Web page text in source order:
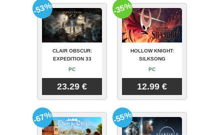
CLAIR OBSCUR:
EXPEDITION 33
PC
23.29 €
-53%
HOLLOW KNIGHT:
SILKSONG
PC
12.99 €
-35%
-67% -55%